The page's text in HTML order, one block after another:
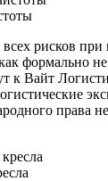
рисков при
формально
к Вайт
права